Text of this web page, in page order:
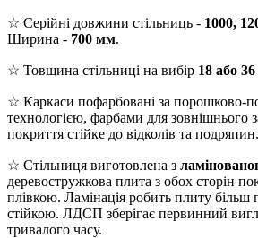
☆ Серійні довжини стільниць - 1000,
Ширина - 700 мм.
☆ Товщина стільниці на вибір 18 або
☆ Каркаси пофарбовані за порошково-
технологією, фарбами для зовнішнього
покриття стійке до відколів та подряпин.
☆ Стільниця виготовлена з
деревостружкова плита з обох сторін
плівкою. Ламінація робить плиту більш
стійкою. ЛДСП зберігає первинний
тривалого часу.